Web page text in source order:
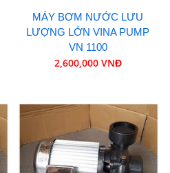
MÁY BƠM NƯỚC LƯU
LƯỢNG LỚN VINA PUMP
VN 1100
2,600,000 VNĐ